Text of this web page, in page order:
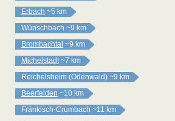
Erbach ~5 km
Wünschbach ~9 km
Brombachtal ~9 km
Michelstadt ~7 km
Reichelsheim (Odenwald) ~9 km
Beerfelden ~10 km
Fränkisch-Crumbach ~11 km